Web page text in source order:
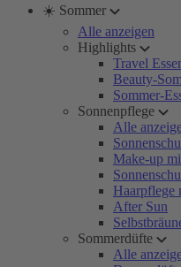
☀️ Sommer
Alle anzeigen
Highlights
Travel
Beauty-
Sommer-
Sonnenpflege
Alle
Make-up
Haarpflege
After Sun
Sommerdüfte
Alle